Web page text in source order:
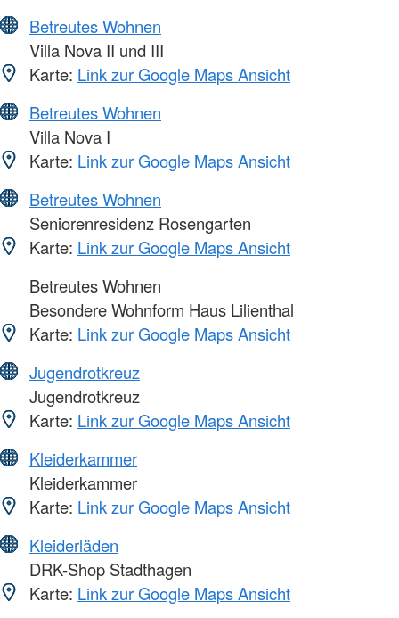
Betreutes Wohnen
Villa Nova II und III
Karte: Link zur Google Maps Ansicht
Betreutes Wohnen
Villa Nova I
Karte: Link zur Google Maps Ansicht
Betreutes Wohnen
Seniorenresidenz Rosengarten
Karte: Link zur Google Maps Ansicht
Betreutes Wohnen
Besondere Wohnform Haus Lilienthal
Karte: Link zur Google Maps Ansicht
Jugendrotkreuz
Jugendrotkreuz
Karte: Link zur Google Maps Ansicht
Kleiderkammer
Kleiderkammer
Karte: Link zur Google Maps Ansicht
Kleiderläden
DRK-Shop Stadthagen
Karte: Link zur Google Maps Ansicht